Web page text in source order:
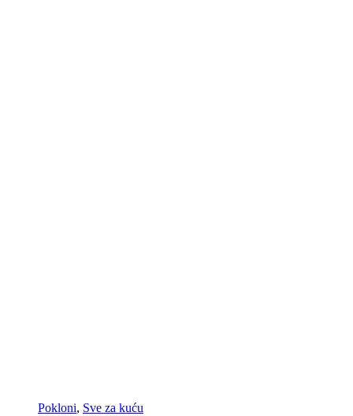
Pokloni, Sve za kuću